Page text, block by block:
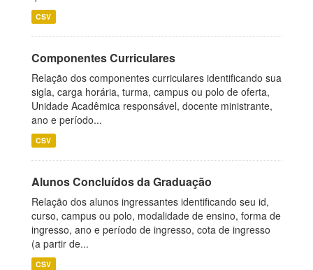
CSV
Componentes Curriculares
Relação dos componentes curriculares identificando sua
sigla, carga horária, turma, campus ou polo de oferta,
Unidade Acadêmica responsável, docente ministrante,
ano e período...
CSV
Alunos Concluídos da Graduação
Relação dos alunos ingressantes identificando seu id,
curso, campus ou polo, modalidade de ensino, forma de
ingresso, ano e período de ingresso, cota de ingresso
(a partir de...
CSV